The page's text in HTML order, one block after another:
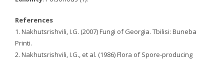
References
1. Nakhutsrishvili, I.G. (2007) Fungi of Georgia. Tbilisi: Buneba
Printi.
2. Nakhutsrishvili, I.G., et al. (1986) Flora of Spore-producing